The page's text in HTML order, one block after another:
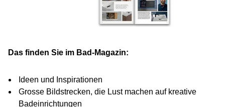
Das finden Sie im Bad-Magazin:
Ideen und Inspirationen
Grosse Bildstrecken, die Lust machen auf kreative
Badeinrichtungen